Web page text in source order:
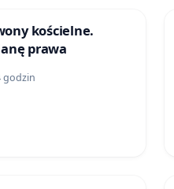
kościelne.
prawa
godzin